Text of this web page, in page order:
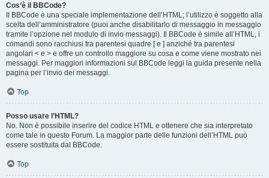
Cos’è il BBCode?
Il BBCode è una speciale implementazione dell’HTML; l’utilizzo è soggetto alla
scelta dell’amministratore (puoi anche disabilitarlo di messaggio in messaggio
tramite l’opzione nel modulo di invio messaggi). Il BBCode è simile all’HTML, i
comandi sono racchiusi tra parentesi quadre [ e ] anziché tra parentesi
angolari < e > e offre un controllo maggiore su cosa e come viene mostrato nei
messaggi. Per maggiori informazioni sul BBCode leggi la guida presente nella
pagina per l’invio dei messaggi.
Top
Posso usare l’HTML?
No. Non è possibile inserire del codice HTML e ottenere che sia interpretato
come tale in questo Forum. La maggior parte delle funzioni dell’HTML può
essere sostituita dal BBCode.
Top